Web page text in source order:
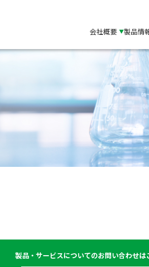
会社概要 製品情
製品・サービスについてのお問い合わせは